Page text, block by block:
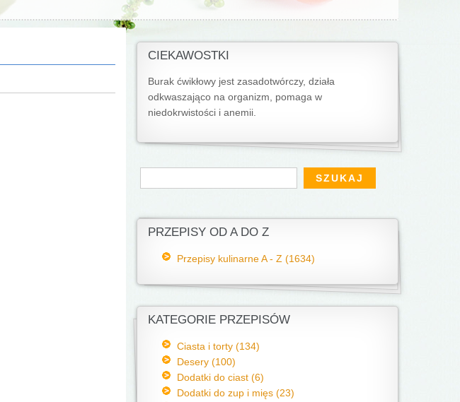
CIEKAWOSTKI
Burak ćwikłowy jest zasadotwórczy, działa
odkwaszająco na organizm, pomaga w
niedokrwistości i anemii.
Formularz wyszukiwania
Szukaj
PRZEPISY OD A DO Z
Przepisy kulinarne A - Z (1634)
KATEGORIE PRZEPISÓW
Ciasta i torty (134)
Desery (100)
Dodatki do ciast (6)
Dodatki do zup i mięs (23)